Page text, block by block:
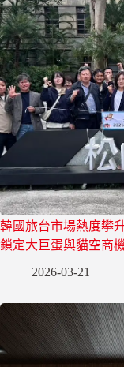
韓國旅台市場熱度攀
鎖定大巨蛋與貓空商
2026-03-21